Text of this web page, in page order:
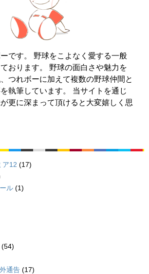
です。 野球をこよなく愛する一般
おります。 野球の面白さや魅力を
つれボーに加えて複数の野球仲間と
執筆しています。 当サイトを通じ
更に深まって頂けると大変嬉しく思
ア12 (17)
ル (1)
(54)
通告 (17)